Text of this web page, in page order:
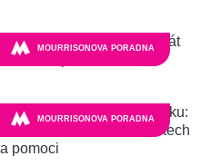
MOURRISONOVA PORADNA
MOURRISONOVA PORADNA